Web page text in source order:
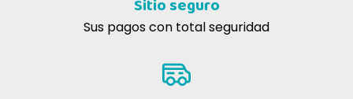
Sitio seguro
Sus pagos con total seguridad